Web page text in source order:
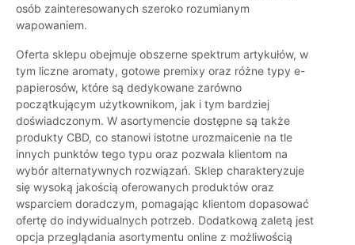
osób zainteresowanych szeroko rozumianym
wapowaniem.
Oferta sklepu obejmuje obszerne spektrum artykułów, w
tym liczne aromaty, gotowe premixy oraz różne typy e-
papierosów, które są dedykowane zarówno
początkującym użytkownikom, jak i tym bardziej
doświadczonym. W asortymencie dostępne są także
produkty CBD, co stanowi istotne urozmaicenie na tle
innych punktów tego typu oraz pozwala klientom na
wybór alternatywnych rozwiązań. Sklep charakteryzuje
się wysoką jakością oferowanych produktów oraz
wsparciem doradczym, pomagając klientom dopasować
ofertę do indywidualnych potrzeb. Dodatkową zaletą jest
opcja przeglądania asortymentu online z możliwością